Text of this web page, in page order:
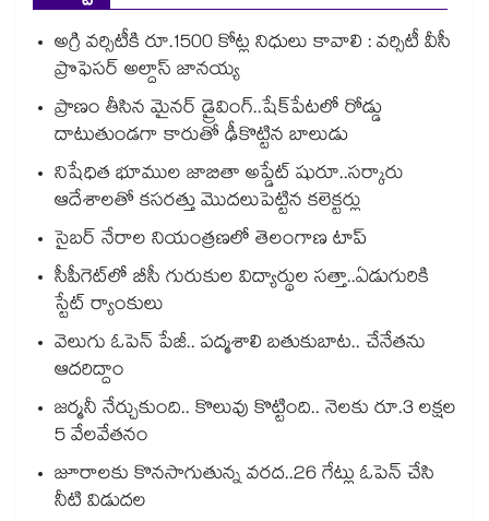
అగ్రి వర్సిటీకి రూ.1500 కోట్ల నిధులు కావాలి : వర్సిటీ వీసీ
ప్రొఫెసర్ అల్దాస్ జానయ్య
ప్రాణం తీసిన మైనర్‌‌ డ్రైవింగ్‌..షేక్‌పేటలో రోడ్డు
దాటుతుండగా కారుతో ఢీకొట్టిన బాలుడు
నిషేధిత భూముల జాబితా అప్డేట్ షురూ..సర్కారు
ఆదేశాలతో కసరత్తు మొదలుపెట్టిన కలెక్టర్లు
సైబర్ నేరాల నియంత్రణలో తెలంగాణ టాప్‌‌‌‌‌‌‌‌‌‌‌‌‌‌‌‌
సీపీగెట్‌‌‌‌‌‌‌‌‌‌‌‌‌‌‌‌లో బీసీ గురుకుల విద్యార్థుల సత్తా..ఏడుగురికి
స్టేట్‌‌‌‌‌‌‌‌‌‌‌‌‌‌‌‌ ర్యాంకులు
వెలుగు ఓపెన్ పేజీ.. పద్మశాలి బతుకుబాట.. చేనేతను
ఆదరిద్దాం
జర్మనీ నేర్చుకుంది.. కొలువు కొట్టింది.. నెలకు రూ.3 లక్షల
5 వేలవేతనం
జూరాలకు కొనసాగుతున్న వరద..26 గేట్లు ఓపెన్ చేసి
నీటి విడుదల